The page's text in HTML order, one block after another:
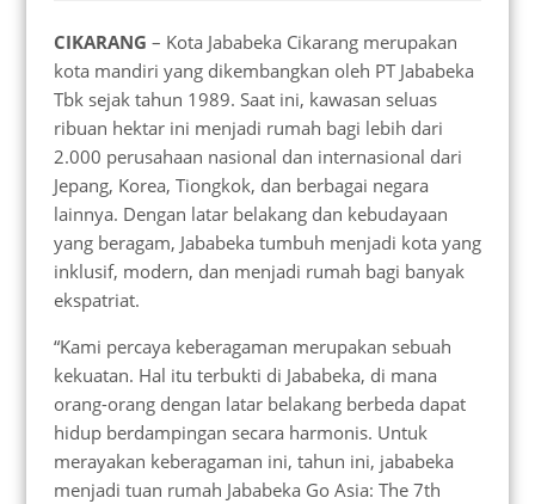
CIKARANG – Kota Jababeka Cikarang merupakan
kota mandiri yang dikembangkan oleh PT Jababeka
Tbk sejak tahun 1989. Saat ini, kawasan seluas
ribuan hektar ini menjadi rumah bagi lebih dari
2.000 perusahaan nasional dan internasional dari
Jepang, Korea, Tiongkok, dan berbagai negara
lainnya. Dengan latar belakang dan kebudayaan
yang beragam, Jababeka tumbuh menjadi kota yang
inklusif, modern, dan menjadi rumah bagi banyak
ekspatriat.
“Kami percaya keberagaman merupakan sebuah
kekuatan. Hal itu terbukti di Jababeka, di mana
orang-orang dengan latar belakang berbeda dapat
hidup berdampingan secara harmonis. Untuk
merayakan keberagaman ini, tahun ini, jababeka
menjadi tuan rumah Jababeka Go Asia: The 7th